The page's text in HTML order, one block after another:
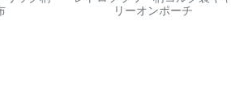
リーオンポーチ